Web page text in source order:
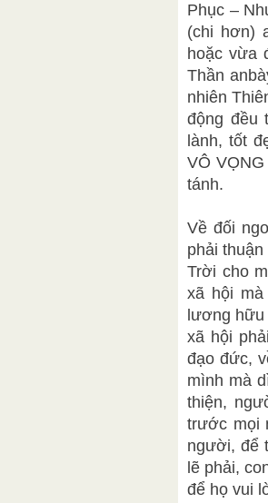
Phục –
(chi hơn)
hoặc vừa
Thần
nhiên
động đều
lành, tốt
VÔ
tánh.
Về đối
phải
Trời cho
xã hội
lương
xã hội
đạo đức,
mình mà
thiện,
trước mọi
người, để
lẽ phải,
để họ vui